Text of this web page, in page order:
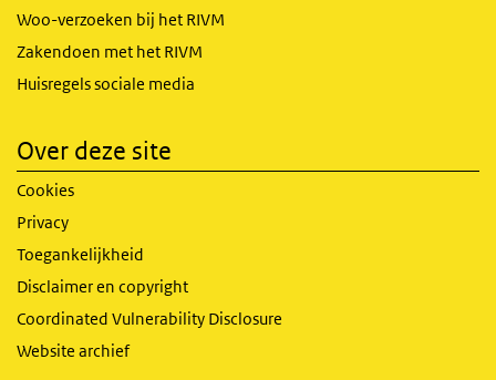
Woo-verzoeken bij het RIVM
Zakendoen met het RIVM
Huisregels sociale media
Over deze site
Cookies
Privacy
Toegankelijkheid
Disclaimer en copyright
Coordinated Vulnerability Disclosure
Website archief